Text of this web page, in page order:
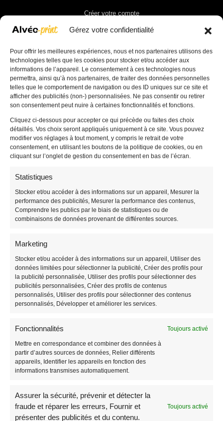
Gérez votre confidentialité
Pour offrir les meilleures expériences, nous et nos partenaires utilisons des
technologies telles que les cookies pour stocker et/ou accéder aux
informations de l’appareil. Le consentement à ces technologies nous
permettra, ainsi qu’à nos partenaires, de traiter des données personnelles
telles que le comportement de navigation ou des ID uniques sur ce site et
afficher des publicités (non-) personnalisées. Ne pas consentir ou retirer
son consentement peut nuire à certaines fonctionnalités et fonctions.
Cliquez ci-dessous pour accepter ce qui précède ou faites des choix
détaillés. Vos choix seront appliqués uniquement à ce site. Vous pouvez
modifier vos réglages à tout moment, y compris le retrait de votre
consentement, en utilisant les boutons de la politique de cookies, ou en
cliquant sur l’onglet de gestion du consentement en bas de l’écran.
Statistiques
Stocker et/ou accéder à des informations sur un appareil, Mesurer la
performance des publicités, Mesurer la performance des contenus,
Comprendre les publics par le biais de statistiques ou de
combinaisons de données provenant de différentes sources.
Marketing
Stocker et/ou accéder à des informations sur un appareil, Utiliser des
données limitées pour sélectionner la publicité, Créer des profils pour
la publicité personnalisée, Utiliser des profils pour sélectionner des
publicités personnalisées, Créer des profils de contenus
personnalisés, Utiliser des profils pour sélectionner des contenus
personnalisés, Développer et améliorer les services.
Fonctionnalités Toujours activé
Mettre en correspondance et combiner des données à
partir d’autres sources de données, Relier différents
appareils, Identifier les appareils en fonction des
informations transmises automatiquement.
Assurer la sécurité, prévenir et détecter la
fraude et réparer les erreurs, Fournir et
présenter des publicités et du contenu.
Toujours activé
Créer votre compte
Vous connecter
Votre compte
Votre panier
Valider votre commande
ALVEO PRINT
Panneau Vierge
Totems / Panneau Tri-faces
Panneau Découpé à la forme
Panneau de chasse
Trouver un modèle de panneau akilux
Livraison
Paiement sécurisé
Contactez-nous !
Plan du site
Actualités